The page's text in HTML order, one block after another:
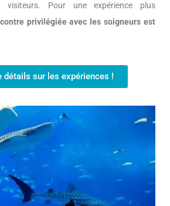
Pour une expérience plus
privilégiée avec les soigneurs est
détails sur les expériences !